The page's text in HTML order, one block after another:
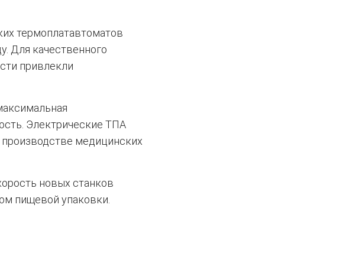
термоплатавтоматов
Для качественного
привлекли
Электрические ТПА
медицинских
новых станков
пищевой упаковки.